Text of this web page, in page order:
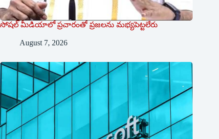
సోషల్‌ ‌మీడియాలో ప్రచారంతో ప్రజలను మభ్యపెట్టలేరు
August 7, 2026